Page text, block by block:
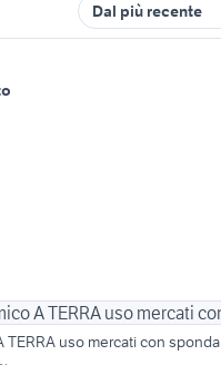
Dal più recente
TERRA uso mercati con sponda